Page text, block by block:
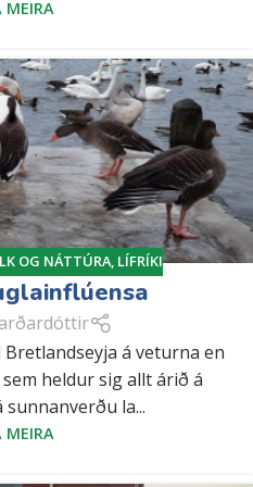
MEIRA
OG NÁTTÚRA, LÍFRÍKI
á veturna en
heldur sig allt árið á
sunnanverðu la...
MEIRA